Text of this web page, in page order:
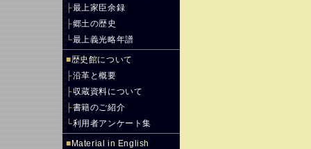
├最上家臣余録
├郷土の歴史
└最上義光略年譜
■歴史館について
├沿革と概要
├収蔵資料について
├書籍のご紹介
└利用者アンケート集
■ Material in English